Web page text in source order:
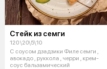
Стейк из семги
120 \20\5\10
С соусом дзадзики Филе семги ,
авокадо , руккола , черри , крем-
соус бальзамический